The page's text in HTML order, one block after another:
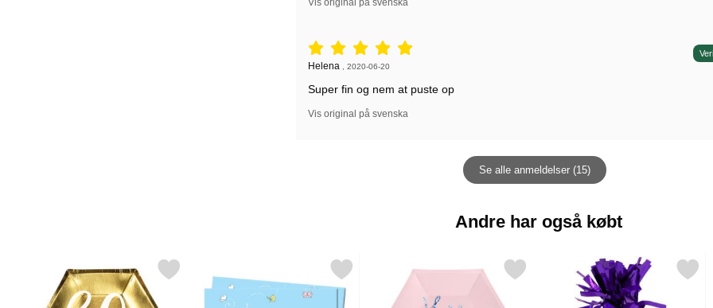
Vis original på svenska
Anmeldelser: 5 stjerne af 5,
Anmeldelser af:
Helena 2020-06-20
Super fin og nem at puste op
Vis original på svenska
Se alle anmeldelser (15)
Andre har også købt
Markér 30th Birthday Tallerkener Små Guld som favoritMarkér enhjørning Dug som favoritMarkér happy B'Day Tallerkener Små Lyserøde som favorit
Markér ballonvægt Lilla